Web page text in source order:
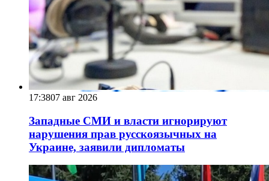
17:3807 авг 2026
Западные СМИ и власти игнорируют
нарушения прав русскоязычных на
Украине, заявили дипломаты